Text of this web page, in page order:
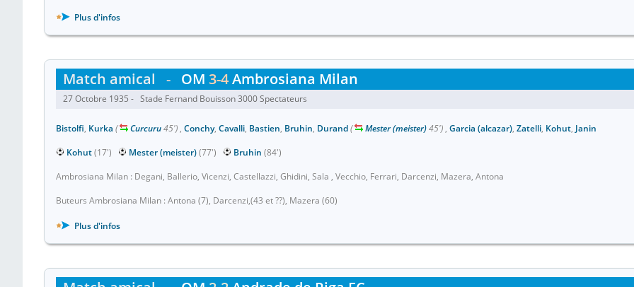
Plus d'infos
Match amical - OM 3-4Ambrosiana Milan
27 Octobre 1935 - Stade Fernand Bouisson 3000 Spectateurs
Bistolfi, Kurka ( Curcuru45') , Conchy, Cavalli, Bastien, Bruhin, Durand( Mester (meister)45') , Garcia (alcazar), Zatelli, Kohut, Janin
Kohut(17') Mester (meister)(77') Bruhin (84')
Ambrosiana Milan : Degani, Ballerio, Vicenzi, Castellazzi, Ghidini, Sala , Vecchio, Ferrari, Darcenzi, Mazera, Antona
Buteurs Ambrosiana Milan : Antona (7), Darcenzi,(43 et ??), Mazera (60)
Plus d'infos